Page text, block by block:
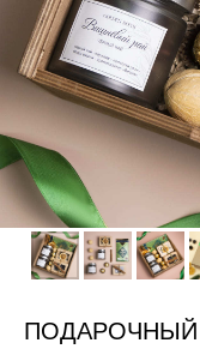
ПОДАРОЧНЫЙ